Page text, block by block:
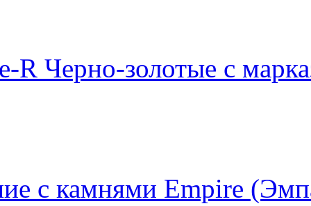
R Черно-золотые с
с камнями Empire